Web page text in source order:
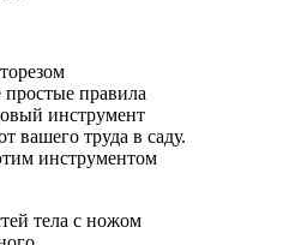
правила
инструмент
вашего труда в саду.
инструментом
тела с ножом